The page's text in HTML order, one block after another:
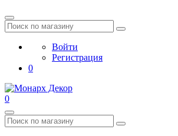
Войти
Регистрация
0
0